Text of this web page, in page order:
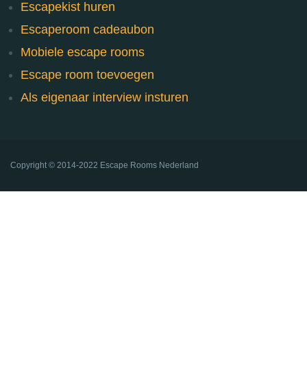
Escapekist huren
Escaperoom cadeaubon
Mobiele escape rooms
Escape room toevoegen
Als eigenaar interview insturen
Copyright © 2014-2022 Escape Rooms Nederland